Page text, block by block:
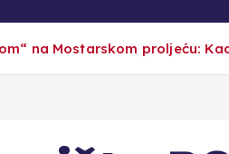
na Mostarskom proljeću: